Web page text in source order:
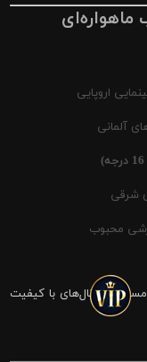
اروپایی
شرقی
محبوب
و کانال‌های با کیفیت